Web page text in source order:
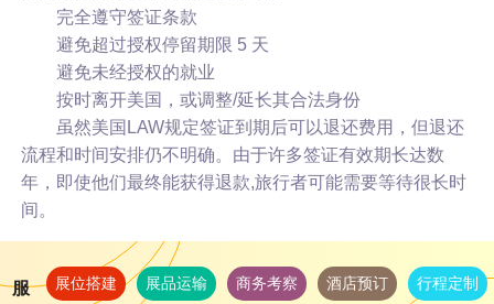
完全遵守签证条款
避免超过授权停留期限 5 天
避免未经授权的就业
按时离开美国，或调整/延长其合法身份
虽然美国LAW规定签证到期后可以退还费用，但退还
流程和时间安排仍不明确。由于许多签证有效期长达数
年，即使他们最终能获得退款,旅行者可能需要等待很长时
间。
服
展位搭建 展品运输 商务考察 酒店预订 行程定制